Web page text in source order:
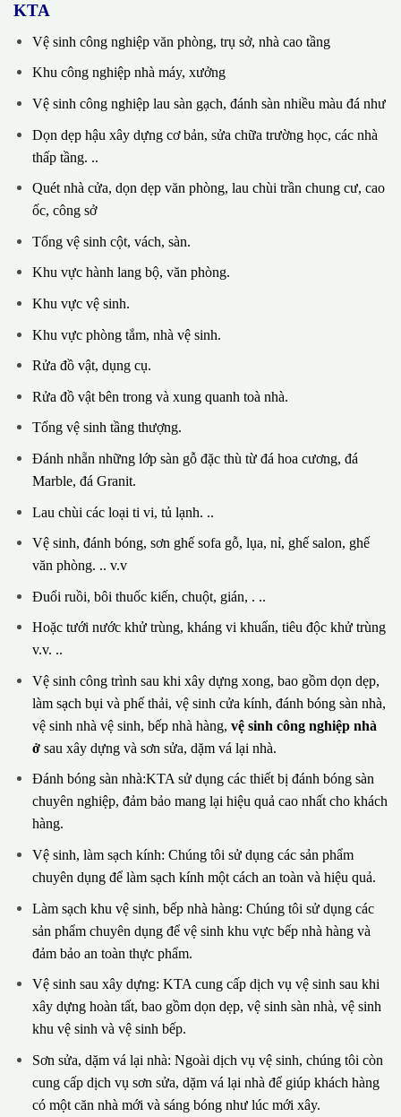
KTA
Vệ sinh công nghiệp văn phòng, trụ sở, nhà cao tầng
Khu công nghiệp nhà máy, xưởng
Vệ sinh công nghiệp lau sàn gạch, đánh sàn nhiều màu đá như
Dọn dẹp hậu xây dựng cơ bản, sửa chữa trường học, các nhà
thấp tầng. ..
Quét nhà cửa, dọn dẹp văn phòng, lau chùi trần chung cư, cao
ốc, công sở
Tổng vệ sinh cột, vách, sàn.
Khu vực hành lang bộ, văn phòng.
Khu vực vệ sinh.
Khu vực phòng tắm, nhà vệ sinh.
Rửa đồ vật, dụng cụ.
Rửa đồ vật bên trong và xung quanh toà nhà.
Tổng vệ sinh tầng thượng.
Đánh nhẵn những lớp sàn gỗ đặc thù từ đá hoa cương, đá
Marble, đá Granit.
Lau chùi các loại ti vi, tủ lạnh. ..
Vệ sinh, đánh bóng, sơn ghế sofa gỗ, lụa, nỉ, ghế salon, ghế
văn phòng. .. v.v
Đuổi ruồi, bôi thuốc kiến, chuột, gián, . ..
Hoặc tưới nước khử trùng, kháng vi khuẩn, tiêu độc khử trùng
v.v. ..
Vệ sinh công trình sau khi xây dựng xong, bao gồm dọn dẹp,
làm sạch bụi và phế thải, vệ sinh cửa kính, đánh bóng sàn nhà,
vệ sinh nhà vệ sinh, bếp nhà hàng, vệ sinh công nghiệp nhà
ởsau xây dựng và sơn sửa, dặm vá lại nhà.
Đánh bóng sàn nhà:KTA sử dụng các thiết bị đánh bóng sàn
chuyên nghiệp, đảm bảo mang lại hiệu quả cao nhất cho khách
hàng.
Vệ sinh, làm sạch kính: Chúng tôi sử dụng các sản phẩm
chuyên dụng để làm sạch kính một cách an toàn và hiệu quả.
Làm sạch khu vệ sinh, bếp nhà hàng: Chúng tôi sử dụng các
sản phẩm chuyên dụng để vệ sinh khu vực bếp nhà hàng và
đảm bảo an toàn thực phẩm.
Vệ sinh sau xây dựng: KTA cung cấp dịch vụ vệ sinh sau khi
xây dựng hoàn tất, bao gồm dọn dẹp, vệ sinh sàn nhà, vệ sinh
khu vệ sinh và vệ sinh bếp.
Sơn sửa, dặm vá lại nhà: Ngoài dịch vụ vệ sinh, chúng tôi còn
cung cấp dịch vụ sơn sửa, dặm vá lại nhà để giúp khách hàng
có một căn nhà mới và sáng bóng như lúc mới xây.